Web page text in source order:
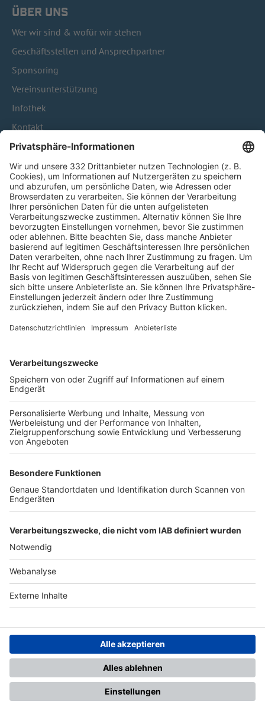
ÜBER UNS
Wer wir sind & wofür wir stehen
Geschäftsstellen und Ansprechpartner
Sponsoring
Vereinsunterstützung
Infothek
Kontakt
HÄUFIG BESUCHTE SEITEN
Pässe und Vereinswechsel
Trainerausbildung
Schulungsangebot Vereinsmitarbeiter
BFV-Geschäftsstellen
Trainerbörse
Login SpielPlus
FOLGE DEM BFV
TOP-VEREINE
TOP-PARTNER
Nutzungsbedingungen Datenschutz Impressum